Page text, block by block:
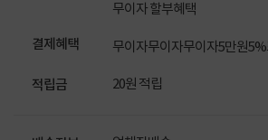
무이자 할부혜택
결제혜택 무이자무이자무이자5만원5%
적립금 20원 적립